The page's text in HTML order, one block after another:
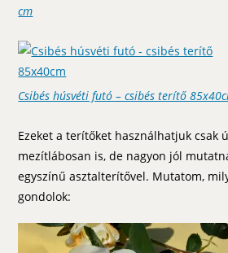
cm
Csibés húsvéti futó – csibés terítő
Ezeket a terítőket használhatjuk csak
mezítlábosan is, de nagyon jól
egyszínű asztalterítővel. Mutatom,
gondolok: